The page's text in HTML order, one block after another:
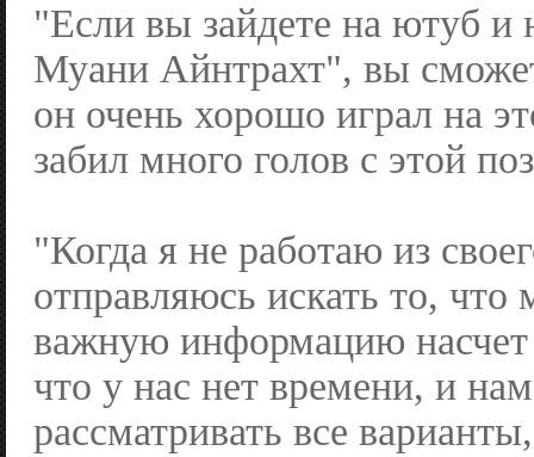
"Если вы зайдете на ютуб и
Муани Айнтрахт", вы
он очень хорошо играл на
забил много голов с этой
"Когда я не работаю из
отправляюсь искать то, что
важную информацию насчет
что у нас нет времени, и
рассматривать все